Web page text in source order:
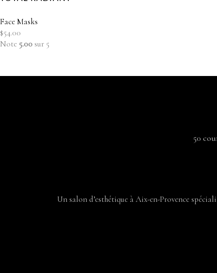
Face Masks
$54.00
Note 5.00 sur 5
50
Un salon d’esthétique à Aix-en-Provence